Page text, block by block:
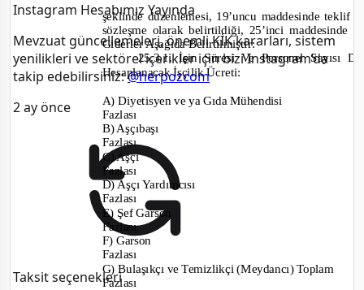
Instagram Hesabımız Yayında
Mevzuat güncellemeleri, önemli KİK kararları, sistem
yenilikleri ve sektörel içerikler için bizi Instagram’da
takip edebilirsiniz:@herpozcom
2 ay önce
Taksit seçenekleri
şeklinde düzenlemesi, 19’uncu maddesinde
sözleşme olarak belirtildiği, 25’inci maddesinde
Giderler Aşağıda Belirtilmiştir:
25.3.1. İşin Süresi Ve Personel Sayısı
Hesaplanacak İşçilik Ücreti:
A) Diyetisyen ve ya Gıda Mühendisi
Fazlası
B) Aşçıbaşı
Fazlası
C) Aşçı
Fazlası
D) Aşçı Yardımcısı
Fazlası
E) Şef Garson
Fazlası
F) Garson
Fazlası
G) Bulaşıkçı ve Temizlikçi (Meydancı) Toplam
Fazlası